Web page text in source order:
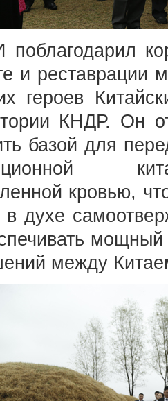
поблагодарил
и реставрации
героев
КНДР. Он
базой для
кровью,
в духе
между